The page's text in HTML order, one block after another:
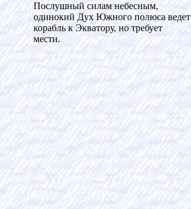
Послушный силам небесным,
одинокий Дух Южного полюса ведет
корабль к Экватору, но требует
мести.